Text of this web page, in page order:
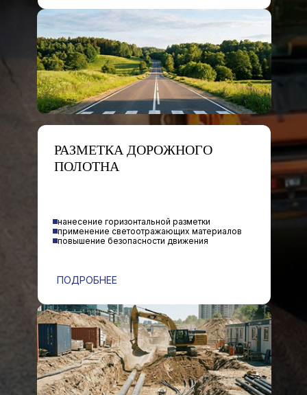
РАЗМЕТКА ДОРОЖНОГО
ПОЛОТНА
нанесение горизонтальной разметки
применение светоотражающих материалов
повышение безопасности движения
ПОДРОБНЕЕ